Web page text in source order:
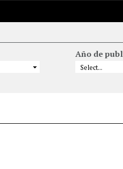
Año de